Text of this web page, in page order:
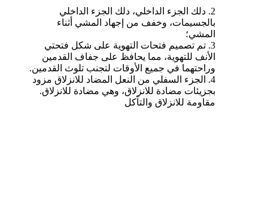
2. دلك الجزء الداخلي، دلك الجزء الداخلي
بالجسيمات، وخفف من إجهاد المشي أثناء
المشي؛
3. تم تصميم فتحات التهوية على شكل فتحتي
الأنف للتهوية، مما يحافظ على جفاف القدمين
وراحتهما في جميع الأوقات لتجنب تلوث القدمين.
4. الجزء السفلي من النعل المضاد للانزلاق مزود
بجزيئات مضادة للانزلاق، وهي مضادة للانزلاق.
مقاومة للانزلاق والتآكل